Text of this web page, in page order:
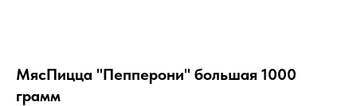
МясПицца "Пепперони" большая 1000
грамм